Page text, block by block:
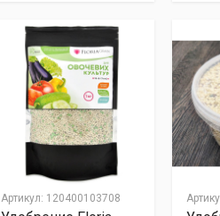
Артикул: 120400103708